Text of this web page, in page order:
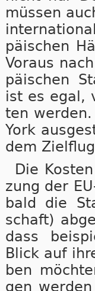
müs­sen
pä­i­schen
Vor­aus
pä­i­schen
ist es egal,
ten
York
dem
Die
zung der
bald die
schaft)
dass
Blick auf
ben
gen